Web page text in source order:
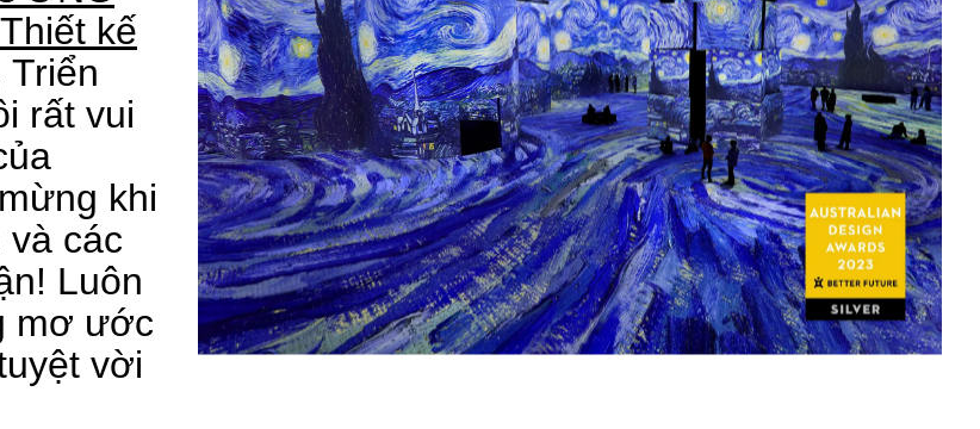
kế
Triển
rất vui
khi
các
Luôn
mơ ước
vời